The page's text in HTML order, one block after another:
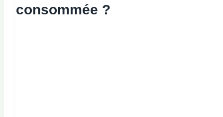
consommée ?